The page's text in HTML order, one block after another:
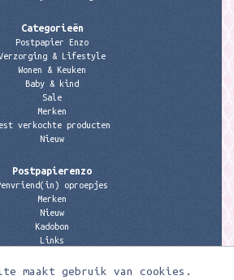
maakt gebruik van cookies.
Categorieën
Postpapier Enzo
& Lifestyle
Wonen & Keuken
Baby & kind
Sale
Merken
verkochte producten
Nieuw
Postpapierenzo
oproepjes
Merken
Nieuw
Kadobon
Links
Contactgegevens